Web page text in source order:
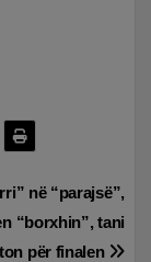
në “parajsë”,
“borxhin”, tani
për finalen